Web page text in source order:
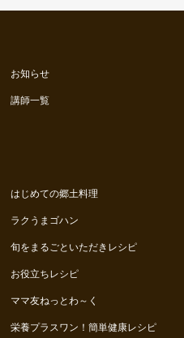
お知らせ
講師一覧
はじめての郷土料理
ラクうまゴハン
旬をまるごといただきレシピ
お役立ちレシピ
ママ友ねっとわ～く
栄養プラスワン！簡単健康レシピ